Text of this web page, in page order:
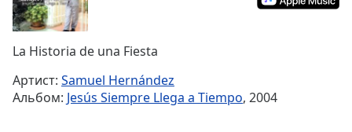
Time-
Playback
Rate
La Historia de una Fiesta
Артист: Samuel Hernández
Альбом: Jesús Siempre Llega a Tiempo, 2004